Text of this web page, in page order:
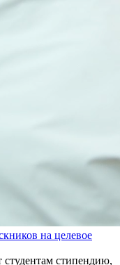
на целевое
студентам стипендию,